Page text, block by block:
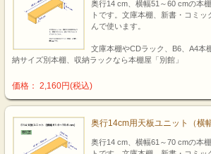
奥行14 cm、横幅51～60 cmの本
トです。文庫本棚、新書・コミ
んで使います。
文庫本棚やCDラック、B6、A4本
納サイズ別本棚、収納ラックなら本棚屋「別館」
価格： 2,160円(税込)
奥行14cm用天板ユニット（横
奥行14 cm、横幅61～70 cmの本